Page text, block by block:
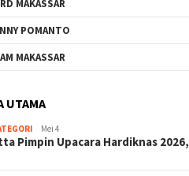
MAKASSAR
POMANTO
MAKASSAR
UTAMA
Mei 4
Pimpin Upacara Hardiknas 2026,